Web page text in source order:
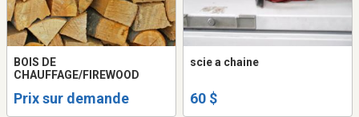
BOIS DE
CHAUFFAGE/FIREWOOD
Prix sur demande
scie a chaine
60 $